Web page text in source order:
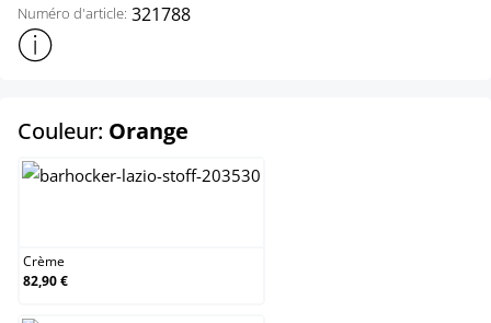
Numéro d'article: 321788
Afficher plus d'informations sur le produit
Couleur: Orange
Crème
82,90 €